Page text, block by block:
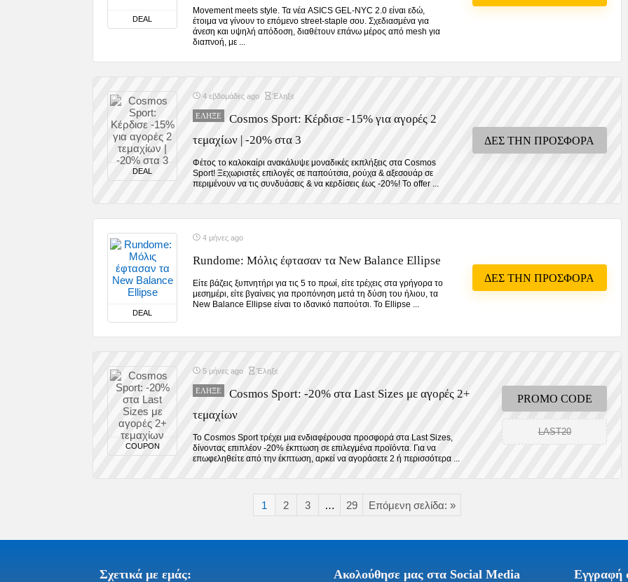
DEAL
Movement meets style. Τα νέα ASICS GEL-NYC 2.0 είναι εδώ,
έτοιμα να γίνουν το επόμενο street-staple σου. Σχεδιασμένα για
άνεση και υψηλή απόδοση, διαθέτουν επάνω μέρος από mesh για
διαπνοή, με ...
DEAL
4 εβδομάδες ago Έληξε
ΈΛΗΞΕ
Cosmos Sport: Κέρδισε -15% για αγορές 2
τεμαχίων | -20% στα 3
Φέτος το καλοκαίρι ανακάλυψε μοναδικές εκπλήξεις στα Cosmos
Sport! Ξεχωριστές επιλογές σε παπούτσια, ρούχα & αξεσουάρ σε
περιμένουν να τις συνδυάσεις & να κερδίσεις έως -20%! Το offer ...
ΔΕΣ ΤΗΝ ΠΡΟΣΦΟΡΑ
DEAL
4 μήνες ago
Rundome: Μόλις έφτασαν τα New Balance Ellipse
Είτε βάζεις ξυπνητήρι για τις 5 το πρωί, είτε τρέχεις στα γρήγορα το
μεσημέρι, είτε βγαίνεις για προπόνηση μετά τη δύση του ήλιου, τα
New Balance Ellipse είναι το ιδανικό παπούτσι. Το Ellipse ...
ΔΕΣ ΤΗΝ ΠΡΟΣΦΟΡΑ
COUPON
5 μήνες ago Έληξε
ΈΛΗΞΕ
Cosmos Sport: -20% στα Last Sizes με αγορές 2+
τεμαχίων
Το Cosmos Sport τρέχει μια ενδιαφέρουσα προσφορά στα Last Sizes,
δίνοντας επιπλέον -20% έκπτωση σε επιλεγμένα προϊόντα. Για να
επωφεληθείτε από την έκπτωση, αρκεί να αγοράσετε 2 ή περισσότερα ...
PROMO CODE
LAST20
1 2 3 … 29 Επόμενη σελίδα: »
Σχετικά με εμάς: Ακολούθησε μας στα Social Media Εγγραφή